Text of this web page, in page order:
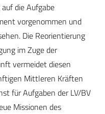
die Aufgabe
vorgenommen und
Die Reorientierung
im Zuge der
vermeidet diesen
Mittleren Kräften
für Aufgaben der LV/BV
Missionen des